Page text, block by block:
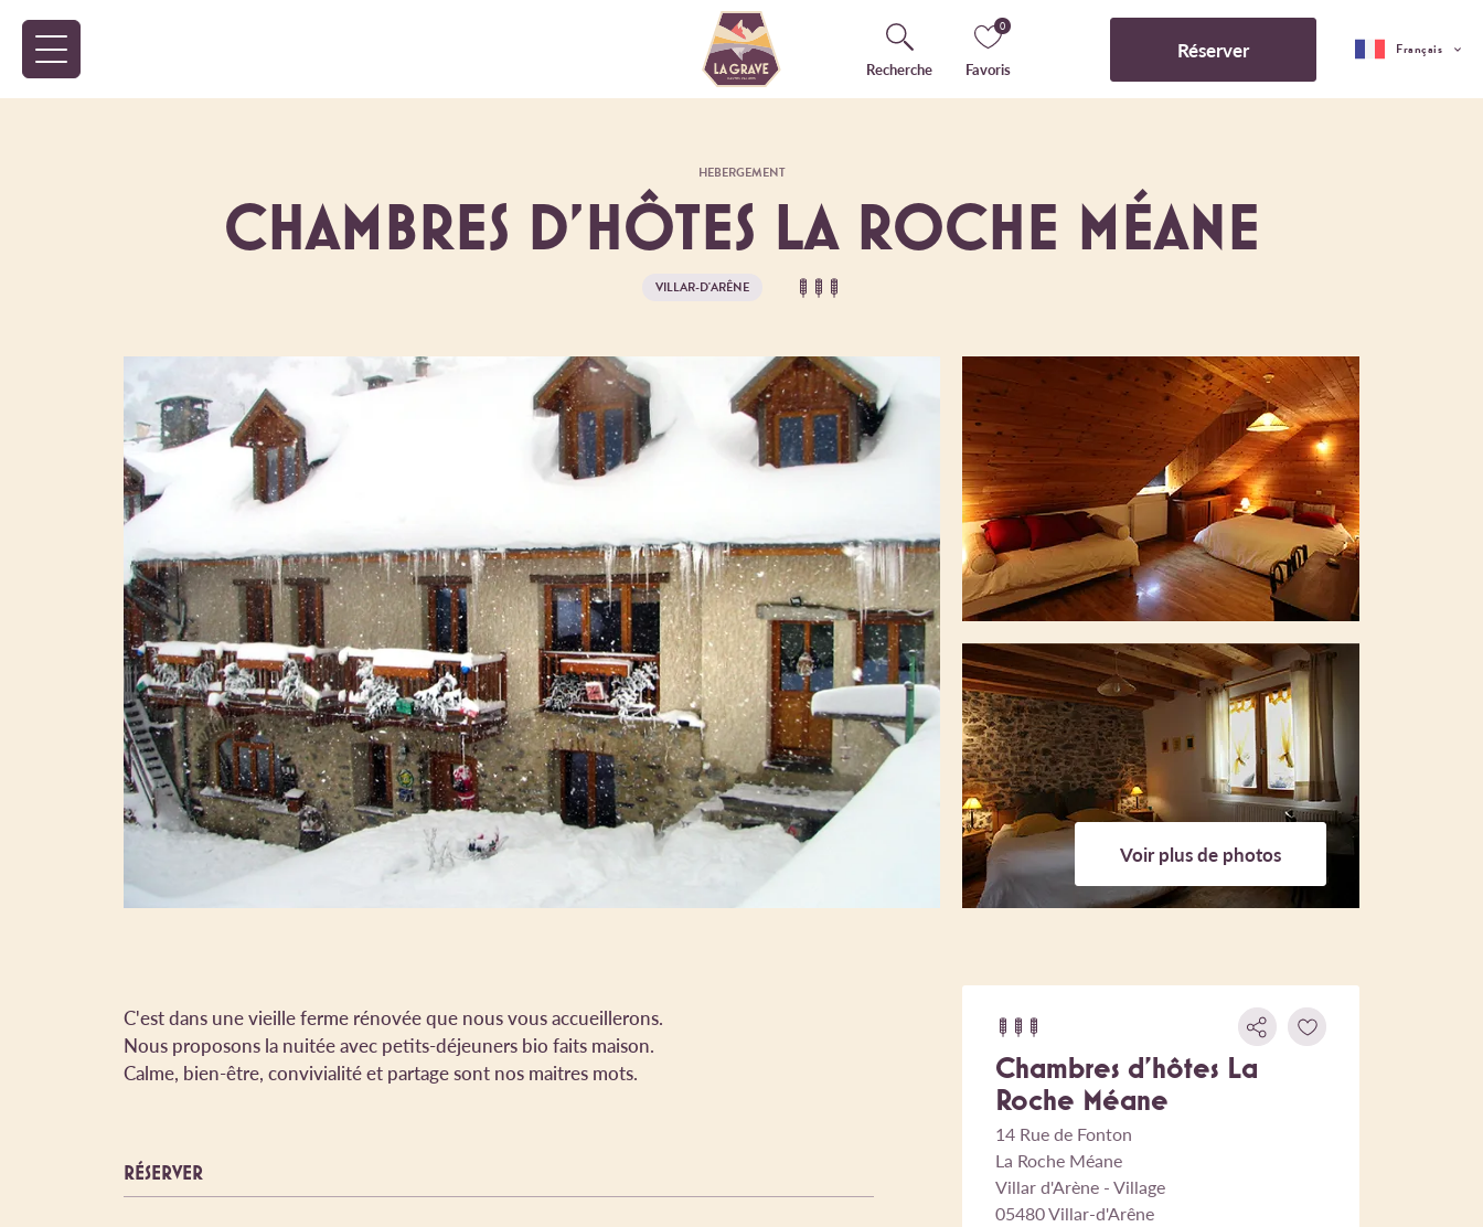
Recherche
0
Favoris
Réserver Français
HEBERGEMENT
CHAMBRES D'HÔTES LA ROCHE MÉANE
VILLAR-D'ARÊNE
Voir plus de photos
C'est dans une vieille ferme rénovée que nous vous accueillerons.
Nous proposons la nuitée avec petits-déjeuners bio faits maison.
Calme, bien-être, convivialité et partage sont nos maitres mots.
RÉSERVER
Chambres d'hôtes La
Roche Méane
14 Rue de Fonton
La Roche Méane
Villar d'Arène - Village
05480 Villar-d'Arêne